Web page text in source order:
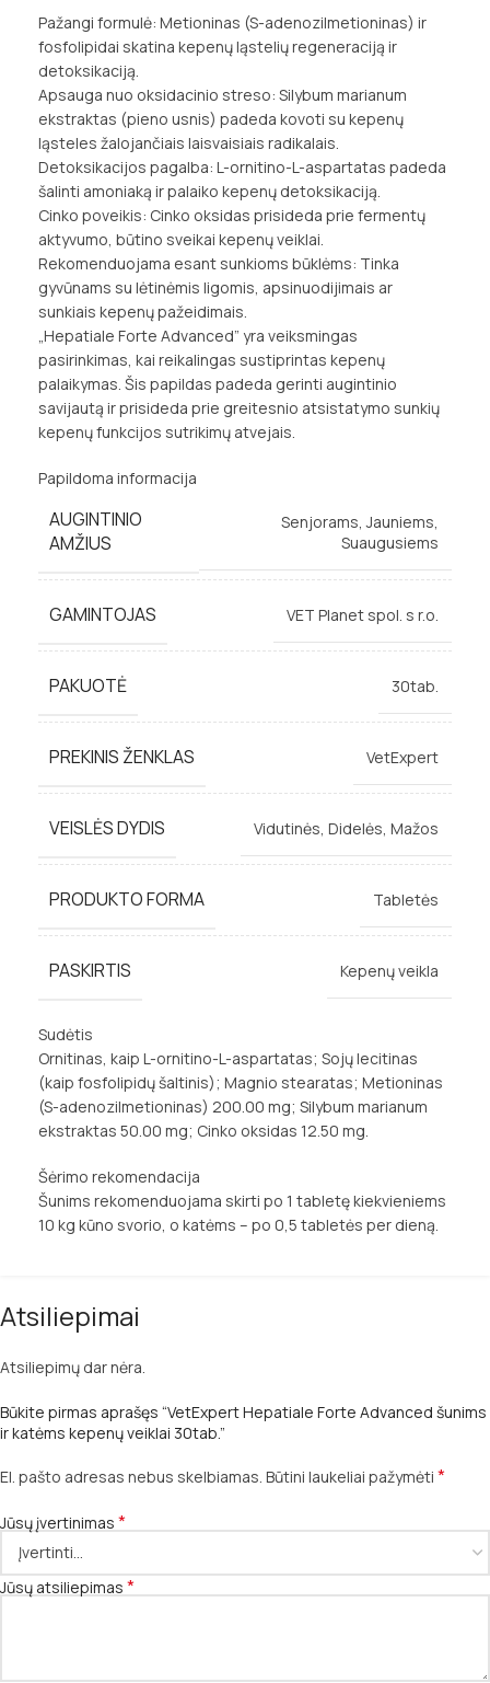
Pažangi formulė: Metioninas (S-adenozilmetioninas) ir
fosfolipidai skatina kepenų ląstelių regeneraciją ir
detoksikaciją.
Apsauga nuo oksidacinio streso: Silybum marianum
ekstraktas (pieno usnis) padeda kovoti su kepenų
ląsteles žalojančiais laisvaisiais radikalais.
Detoksikacijos pagalba: L-ornitino-L-aspartatas padeda
šalinti amoniaką ir palaiko kepenų detoksikaciją.
Cinko poveikis: Cinko oksidas prisideda prie fermentų
aktyvumo, būtino sveikai kepenų veiklai.
Rekomenduojama esant sunkioms būklėms: Tinka
gyvūnams su lėtinėmis ligomis, apsinuodijimais ar
sunkiais kepenų pažeidimais.
„Hepatiale Forte Advanced” yra veiksmingas
pasirinkimas, kai reikalingas sustiprintas kepenų
palaikymas. Šis papildas padeda gerinti augintinio
savijautą ir prisideda prie greitesnio atsistatymo sunkių
kepenų funkcijos sutrikimų atvejais.
Papildoma informacija
AUGINTINIO
AMŽIUS
Senjorams ,Jauniems
Suaugusiems
GAMINTOJAS VET Planet spol. s r.o.
PAKUOTĖ 30tab.
PREKINIS ŽENKLAS VetExpert
VEISLĖS DYDIS Vidutinės, Didelės, Mažos
PRODUKTO FORMA Tabletės
PASKIRTIS Kepenų veikla
Sudėtis
Ornitinas, kaip L-ornitino-L-aspartatas; Sojų lecitinas
(kaip fosfolipidų šaltinis); Magnio stearatas; Metioninas
(S-adenozilmetioninas) 200.00 mg; Silybum marianum
ekstraktas 50.00 mg; Cinko oksidas 12.50 mg.
Šėrimo rekomendacija
Šunims rekomenduojama skirti po 1 tabletę kiekvieniems
10 kg kūno svorio, o katėms – po 0,5 tabletės per dieną.
Atsiliepimai
Atsiliepimų dar nėra.
Būkite pirmas aprašęs “VetExpert Hepatiale Forte Advanced šunims
ir katėms kepenų veiklai 30tab.”
El. pašto adresas nebus skelbiamas. Būtini laukeliai pažymėti *
Jūsų įvertinimas *
Jūsų atsiliepimas *